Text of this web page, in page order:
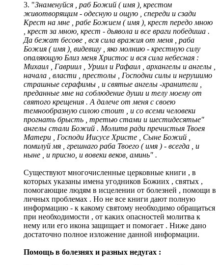
3. "Знаменуйся , раб Божий ( имя ), крестом
животворящим - одесную и ощую , спереди и сзади
Крест на мне , рабе Божием ( имя ), крест передо мною
, крест за мною, крест - дьявола и все враги победиша .
Да бежат бесове , вся сила вражия от меня , раба
Божия ( имя ), видевшу , яко молнию - крестную силу
опаляющую Близ меня Христос и вся сила небесная :
Михаил , Гавриил , Уриил и Рафаил , архангелы и ангелы ,
начала , власти , престолы , Господни силы и нерушимо
страшные серафимы , и святые ангелы -хранители ,
преданные мне на соблюдение души и телу моему от
святого крещения . А далече от меня с своею
темнообразную силою стоит , и со всеми человеки
прогнать брысть , третью стами и шестидесятые"
ангелы стали Божий . Молитв ради пречистыя Твоея
Матери , Господи Иисусе Христе , Сыне Божий ,
помилуй мя , грешнаго раба Твоего ( имя ) - всегда , и
ныне , и присно, и вовеки веков, аминь" .
Существуют многочисленные церковные книги , в
которых указаны имена угодников Божиих , святых ,
помогающие людям в исцелении от болезней , помощи в
личных проблемах . Но не все книги дают полную
информацию - к какому святому необходимо обращаться
при необходимости , от каких опасностей молитва к
нему или его икона защищает и помогает . Ниже дано
достаточно полное изложение данной информации.
Помощь в болезнях и разных недугах :